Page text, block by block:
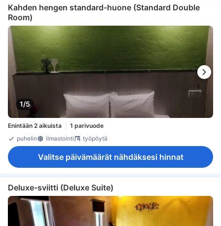
Kahden hengen standard-huone (Standard Double
Room)
1/5
Enintään 2 aikuista
1 parivuode
puhelin
ilmastointi työpöytä
Valitse päivämäärät nähdäksesi hinnat
Deluxe-sviitti (Deluxe Suite)